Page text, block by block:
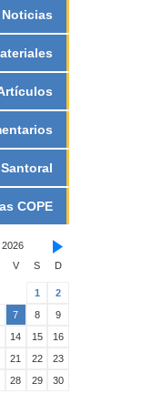
Noticias
Santoral
COPE
V S D
1
2
7 8
9
14 15
16
21 22
23
28 29
30